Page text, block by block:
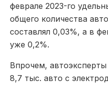
феврале 2023-го
общего количества
составлял 0,03%, а в
уже 0,2%.
Впрочем,
8,7 тыс. авто с